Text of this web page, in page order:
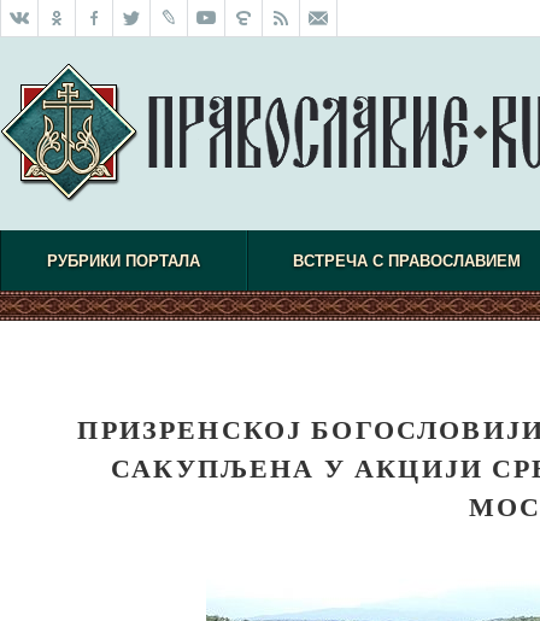
РУБРИКИ ПОРТАЛА ВСТРЕЧА С ПРАВОСЛАВИЕМ
ПРИЗРЕНСКОЈ
САКУПЉЕНА У АКЦИЈИ